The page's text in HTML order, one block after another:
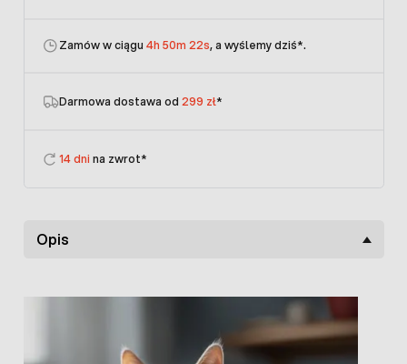
Zamów w ciągu 4h 50m 22s, a wyślemy dziś*.
Darmowa dostawa od 299 zł*
14 dni na zwrot*
Opis